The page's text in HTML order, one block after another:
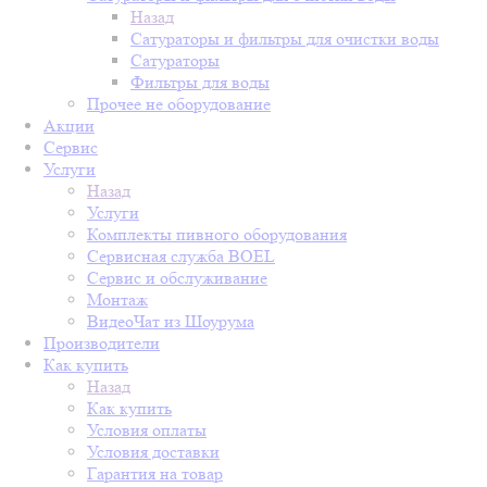
Назад
Сатураторы и фильтры для очистки воды
Сатураторы
Фильтры для воды
Прочее не оборудование
Акции
Сервис
Услуги
Назад
Услуги
Комплекты пивного оборудования
Сервисная служба BOEL
Сервис и обслуживание
Монтаж
ВидеоЧат из Шоурума
Производители
Как купить
Назад
Как купить
Условия оплаты
Условия доставки
Гарантия на товар